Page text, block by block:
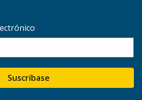
Suscríbase